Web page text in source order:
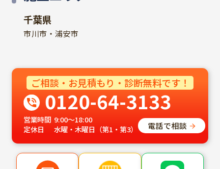
千葉県
市川市・浦安市
ご相談・お見積もり・診断無料です！
0120-64-3133
営業時間 9:00～18:00
定休日
水曜・木曜日（第1・第3） 電話で相談